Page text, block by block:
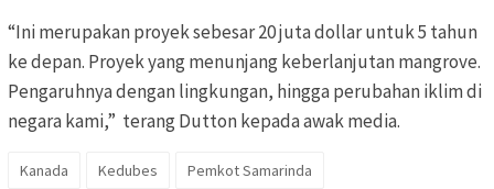
“Ini merupakan proyek sebesar 20 juta dollar untuk 5 tahun
ke depan. Proyek yang menunjang keberlanjutan mangrove.
Pengaruhnya dengan lingkungan, hingga perubahan iklim di
negara kami,” terang Dutton kepada awak media.
Kanada Kedubes Pemkot Samarinda